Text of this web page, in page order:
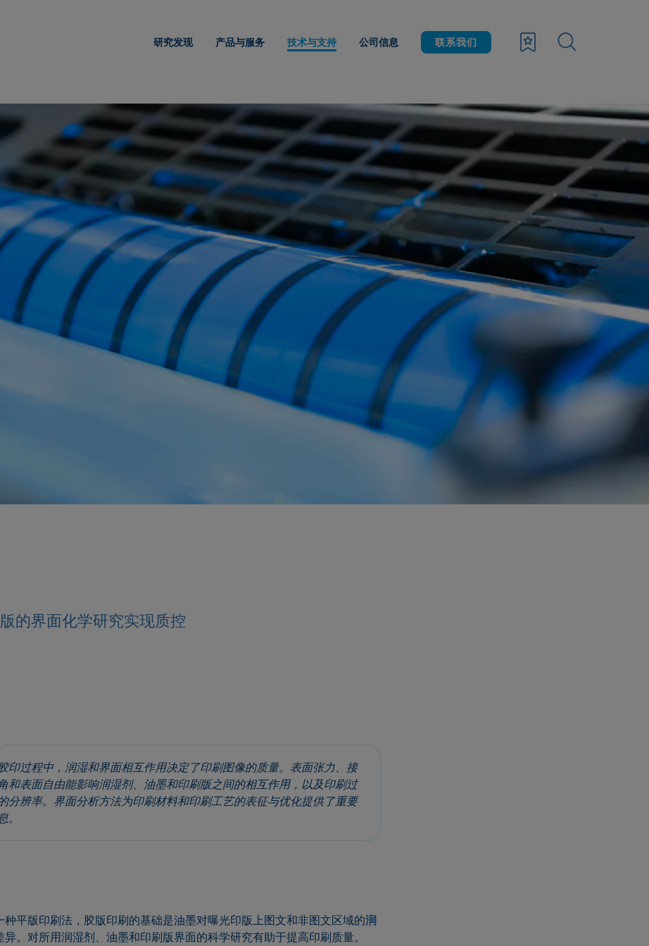
研究发现 产品与服务 技术与支持 公司信息 联系我们
的界面化学研究实现质控
印过程中，润湿和界面相互作用决定了印刷图像的质量。表面张力、接
和表面自由能影响润湿剂、油墨和印刷版之间的相互作用，以及印刷过
分辨率。界面分析方法为印刷材料和印刷工艺的表征与优化提供了重要
。
种平版印刷法，胶版印刷的基础是油墨对曝光印版上图文和非图文区域的润
异。对所用润湿剂、油墨和印刷版界面的科学研究有助于提高印刷质量。